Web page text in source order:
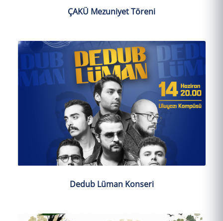
ÇAKÜ Mezuniyet Töreni
Dedub Lüman Konseri